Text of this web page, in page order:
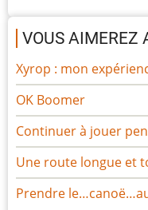
VOUS AIMEREZ
Xyrop : mon
OK Boomer
Continuer à jouer
Une route longue et
Prendre